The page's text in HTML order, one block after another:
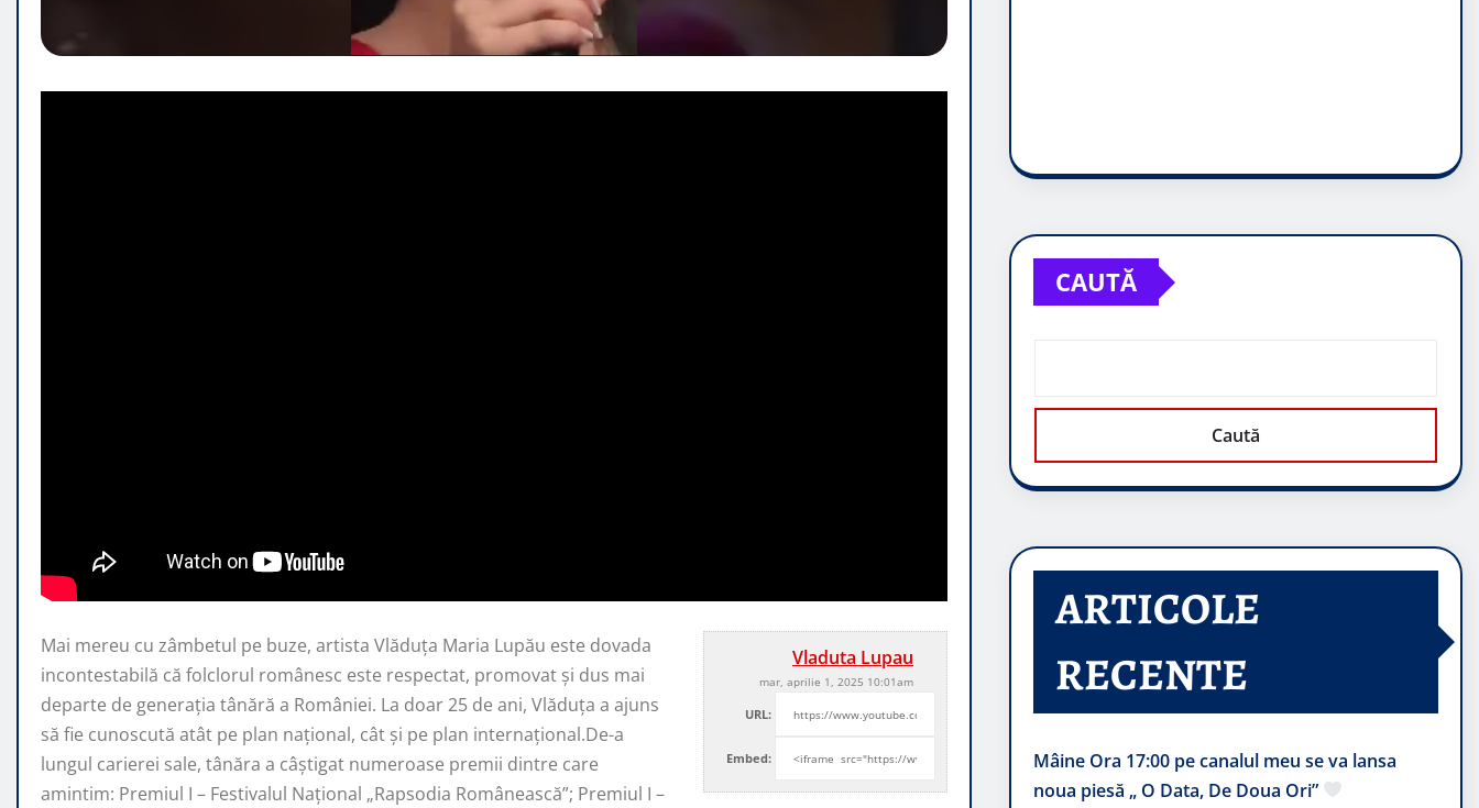
Vladuta Lupau
mar, aprilie 1, 2025 10:01am
URL:
Embed:
Mai mereu cu zâmbetul pe buze, artista Vlăduța Maria Lupău este dovada
incontestabilă că folclorul românesc este respectat, promovat şi dus mai
departe de generaţia tânără a României. La doar 25 de ani, Vlăduța a ajuns
să fie cunoscută atât pe plan naţional, cât şi pe plan internaţional.De-a
lungul carierei sale, tânăra a câştigat numeroase premii dintre care
amintim: Premiul I – Festivalul Național „Rapsodia Românească”; Premiul I –
CAUTĂ
Caută
ARTICOLE
RECENTE
Mâine Ora 17:00 pe canalul meu se va lansa
noua piesă „ O Data, De Doua Ori”